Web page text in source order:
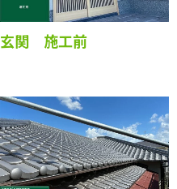
玄関 施工前